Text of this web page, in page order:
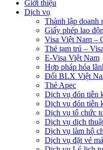
Giới thiệu
Dịch vụ
Thành lập doanh
Giấy phép lao
Visa Việt Nam –
Thẻ tạm trú –
E-Visa Việt Nam
Hợp pháp hóa
Đổi BLX Việt
Thẻ Apec
Dịch vụ đón tiễn
Dịch vụ đón tiễn
Dịch vụ tổ chức
Dịch vụ dịch
Dịch vụ làm hộ
Dịch vụ đặt vé